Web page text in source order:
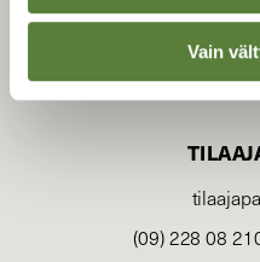
Vain
(09) 228 08